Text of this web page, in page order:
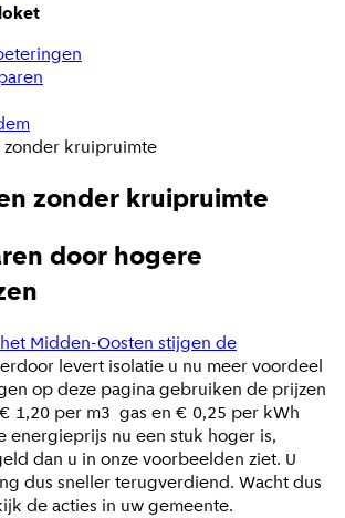
zonder kruipruimte
zonder kruipruimte
door hogere
Midden-Oosten stijgen de
levert isolatie u nu meer voordeel
op deze pagina gebruiken de prijzen
1,20 per m3 gas en € 0,25 per kWh
energieprijs nu een stuk hoger is,
dan u in onze voorbeelden ziet. U
dus sneller terugverdiend. Wacht dus
de acties in uw gemeente.